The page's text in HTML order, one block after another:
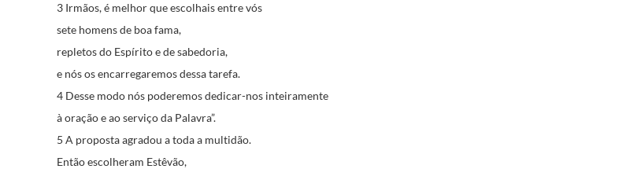
3 Irmãos, é melhor que escolhais entre vós
sete homens de boa fama,
repletos do Espírito e de sabedoria,
e nós os encarregaremos dessa tarefa.
4 Desse modo nós poderemos dedicar-nos inteiramente
à oração e ao serviço da Palavra”.
5 A proposta agradou a toda a multidão.
Então escolheram Estêvão,